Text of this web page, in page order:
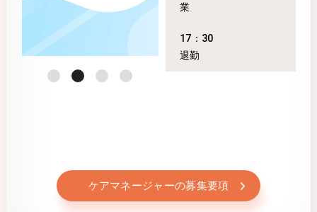
業
17：30
退勤
ケアマネージャーの募集要項